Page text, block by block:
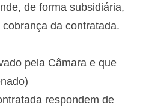
de forma subsidiária,
da contratada.
pela Câmara e que
respondem de